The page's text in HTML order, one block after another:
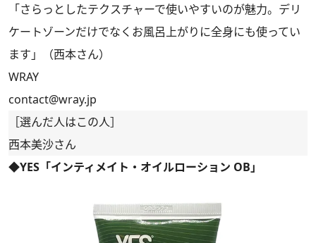
「さらっとしたテクスチャーで使いやすいのが魅力。デリ
ケートゾーンだけでなくお風呂上がりに全身にも使ってい
ます」（西本さん）
WRAY
contact@wray.jp
［選んだ人はこの人］
西本美沙さん
◆YES「インティメイト・オイルローション OB」